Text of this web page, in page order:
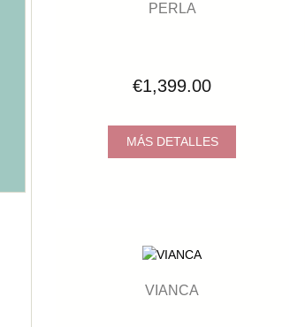
PERLA
€1,399.00
MÁS DETALLES
VIANCA